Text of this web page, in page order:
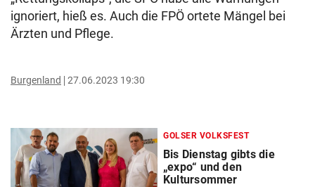
ignoriert, hieß es. Auch die FPÖ ortete Mängel bei
Ärzten und Pflege.
Burgenland 27.06.2023 19:30
GOLSER VOLKSFEST
Bis Dienstag gibts die
„expo“ und den
Kultursommer